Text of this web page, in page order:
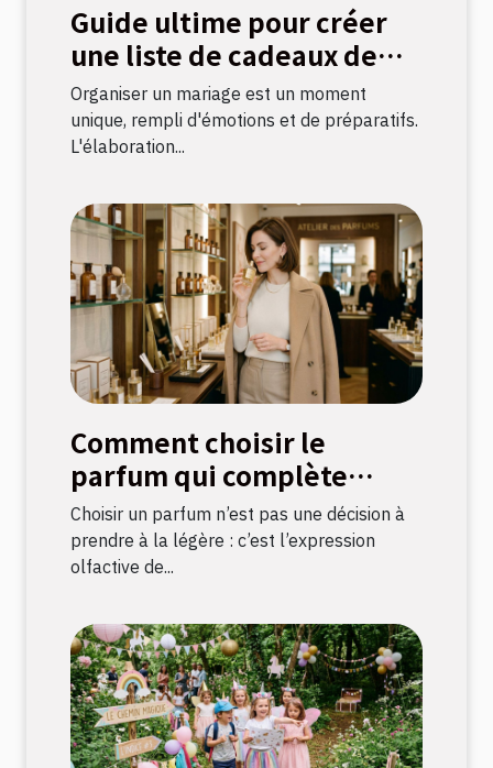
Guide ultime pour créer
une liste de cadeaux de
mariage parfaite
Organiser un mariage est un moment
unique, rempli d'émotions et de préparatifs.
L'élaboration...
Comment choisir le
parfum qui complète
votre style ?
Choisir un parfum n’est pas une décision à
prendre à la légère : c’est l’expression
olfactive de...